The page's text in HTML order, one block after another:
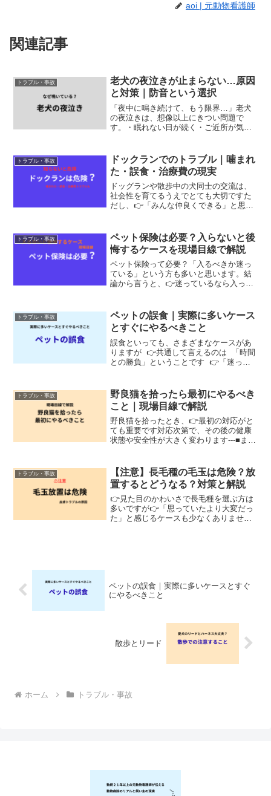
aoi | 元動物看護師
関連記事
トラブル・事故
老犬の夜泣きが止まらない…原因
と対策｜防音という選択
「夜中に鳴き続けて、もう限界…」老犬
の夜泣きは、想像以上にきつい問題で
す。・眠れない日が続く・ご近所が気に
す。結論から言うと夜泣きは「原因ご
と」に対策すれば改善できるケ...
トラブル・事故
ドックランでのトラブル｜噛まれ
た・誤食・治療費の現実
ドッグランや散歩中の犬同士の交流は、
社会性を育てるうえでとても大切ですた
だし、👉「みんな仲良くできる」と思い
ッグランでケガ・他の犬のおもちゃを誤
飲👉こうしたトラブルは...
トラブル・事故
ペット保険は必要？入らないと後
悔するケースを現場目線で解説
ペット保険って必要？「入るべきか迷っ
ている」という方も多いと思います。結
論から言うと、👉迷っているなら入って
れば…」と思うケースは少なくありませ
んでした---■ペットの...
トラブル・事故
ペットの誤食｜実際に多いケース
とすぐにやるべきこと
誤食といっても、さまざまなケースがあ
りますが 👉共通して言えるのは 「時間
との勝負」ということです 👉「迷った
ます 「治療になると数万円〜かかること
があり...
トラブル・事故
野良猫を拾ったら最初にやるべき
こと｜現場目線で解説
野良猫を拾ったとき、👉最初の対応がと
ても重要です対応次第で、その後の健康
状態や安全性が大きく変わります---■まず
とも多いです---👉できるだけ早く受診を
おすすめします...
トラブル・事故
【注意】長毛種の毛玉は危険？放
置するとどうなる？対策と解説
👉見た目のかわいさで長毛種を選ぶ方は
多いですが👉「思っていたより大変だっ
た」と感じるケースも少なくありません■
ペットの誤食｜実際に多いケースとすぐ
にやるべきこと
散歩とリード
ホーム トラブル・事故